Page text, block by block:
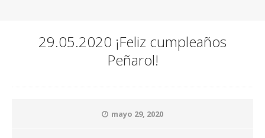
29.05.2020 ¡Feliz cumpleaños
Peñarol!
mayo 29, 2020